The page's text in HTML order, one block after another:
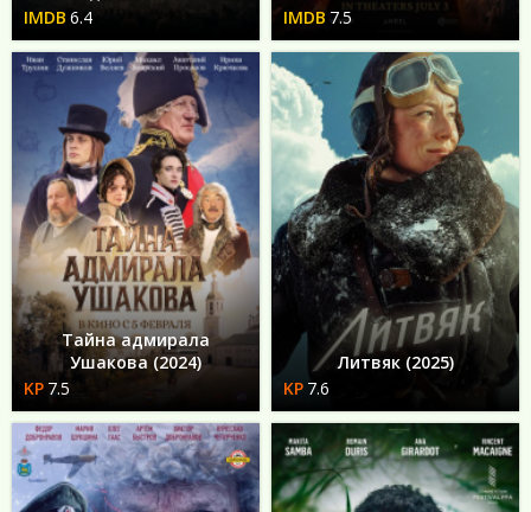
6.4
7.5
Тайна адмирала
Ушакова (2024)
7.5
Литвяк (2025)
7.6